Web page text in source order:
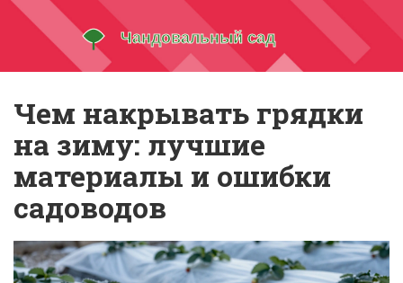
Чем накрывать грядки
на зиму: лучшие
материалы и ошибки
садоводов